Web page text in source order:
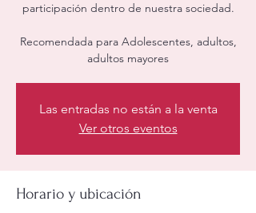
participación dentro de nuestra sociedad.
Recomendada para Adolescentes, adultos,
adultos mayores
Las entradas no están a la venta
Ver otros eventos
Horario y ubicación